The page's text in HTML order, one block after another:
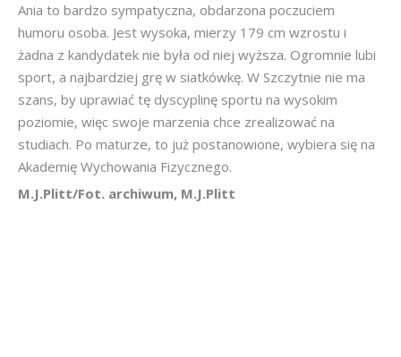
Ania to bardzo sympatyczna, obdarzona poczuciem
humoru osoba. Jest wysoka, mierzy 179 cm wzrostu i
żadna z kandydatek nie była od niej wyższa. Ogromnie lubi
sport, a najbardziej grę w siatkówkę. W Szczytnie nie ma
szans, by uprawiać tę dyscyplinę sportu na wysokim
poziomie, więc swoje marzenia chce zrealizować na
studiach. Po maturze, to już postanowione, wybiera się na
Akademię Wychowania Fizycznego.
M.J.Plitt/Fot. archiwum, M.J.Plitt